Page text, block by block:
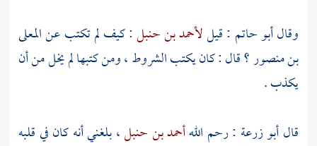
وقالأبو حاتم : قيللأحمد بن حنبل: كيف لم تكتب عنالمعلى
بن منصور؟ قال : كان يكتب الشروط ، ومن كتبها لم يخل من أن
يكذب .
قالأبو زرعة : رحم اللهأحمد بن حنبل، بلغني أنه كان في قلبه